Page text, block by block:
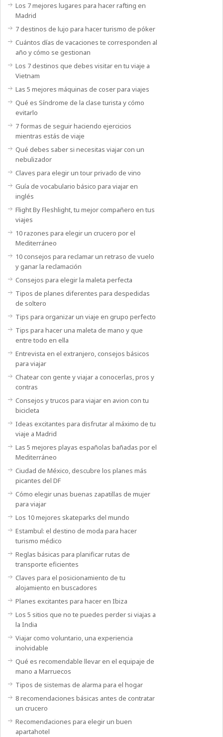
Los 7 mejores lugares para hacer rafting en
Madrid
7 destinos de lujo para hacer turismo de póker
Cuántos días de vacaciones te corresponden al
año y cómo se gestionan
Los 7 destinos que debes visitar en tu viaje a
Vietnam
Las 5 mejores máquinas de coser para viajes
Qué es Síndrome de la clase turista y cómo
evitarlo
7 formas de seguir haciendo ejercicios
mientras estás de viaje
Qué debes saber si necesitas viajar con un
nebulizador
Claves para elegir un tour privado de vino
Guía de vocabulario básico para viajar en
inglés
Flight By Fleshlight, tu mejor compañero en tus
viajes
10 razones para elegir un crucero por el
Mediterráneo
10 consejos para reclamar un retraso de vuelo
y ganar la reclamación
Consejos para elegir la maleta perfecta
Tipos de planes diferentes para despedidas
de soltero
Tips para organizar un viaje en grupo perfecto
Tips para hacer una maleta de mano y que
entre todo en ella
Entrevista en el extranjero, consejos básicos
para viajar
Chatear con gente y viajar a conocerlas, pros y
contras
Consejos y trucos para viajar en avion con tu
bicicleta
Ideas excitantes para disfrutar al máximo de tu
viaje a Madrid
Las 5 mejores playas españolas bañadas por el
Mediterráneo
Ciudad de México, descubre los planes más
picantes del DF
Cómo elegir unas buenas zapatillas de mujer
para viajar
Los 10 mejores skateparks del mundo
Estambul: el destino de moda para hacer
turismo médico
Reglas básicas para planificar rutas de
transporte eficientes
Claves para el posicionamiento de tu
alojamiento en buscadores
Planes excitantes para hacer en Ibiza
Los 5 sitios que no te puedes perder si viajas a
la India
Viajar como voluntario, una experiencia
inolvidable
Qué es recomendable llevar en el equipaje de
mano a Marruecos
Tipos de sistemas de alarma para el hogar
8 recomendaciones básicas antes de contratar
un crucero
Recomendaciones para elegir un buen
apartahotel